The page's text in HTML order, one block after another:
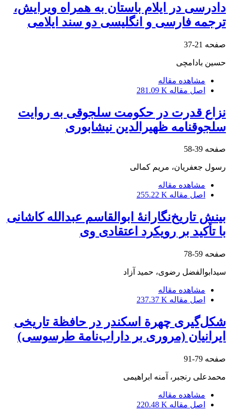
دادرسی در ایلام باستان به همراه ویرایش،
ترجمه فارسی و انگلیسی دو سند ایلامی
صفحه 21-37
حسین بادامچی
مشاهده مقاله
اصل مقاله 281.09 K
نزاع قدرت در حکومت سلجوقی به روایت
سلجوقنامه ظهیرالدین نیشابوری
صفحه 39-58
رسول جعفریان، مریم کمالی
مشاهده مقاله
اصل مقاله 255.22 K
بینش تاریخ‌نگارانۀ ابوالقاسم عبدالله کاشانی
با تأکید بر رویکرد اعتقادی وی
صفحه 59-78
سیدابوالفضل رضوی، حمید آزاد
مشاهده مقاله
اصل مقاله 237.37 K
شکل‌گیری چهرة اسکندر در حافظة تاریخی
ایرانیان (مروری بر داراب‌نامة طرسوسی)
صفحه 79-91
محمدعلی رنجبر، آمنه ابراهیمی
مشاهده مقاله
اصل مقاله 220.48 K